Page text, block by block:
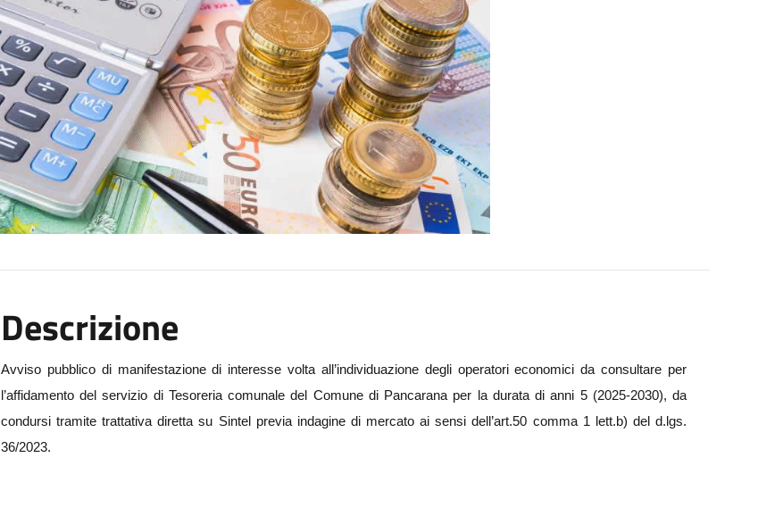
Descrizione
Avviso pubblico di manifestazione di interesse volta all’individuazione degli operatori economici da consultare per
l’affidamento del servizio di Tesoreria comunale del Comune di Pancarana per la durata di anni 5 (2025-2030), da
condursi tramite trattativa diretta su Sintel previa indagine di mercato ai sensi dell’art.50 comma 1 lett.b) del d.lgs.
36/2023.